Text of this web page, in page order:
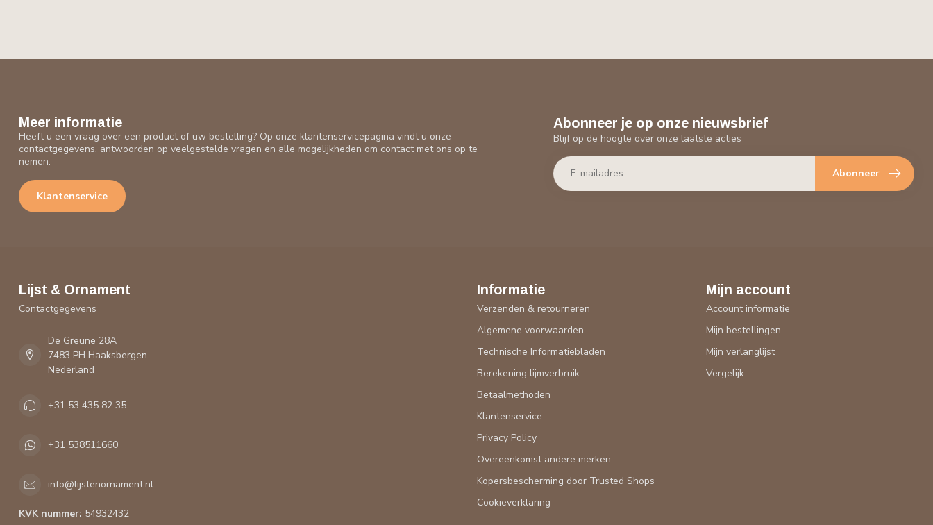
Meer informatie
Heeft u een vraag over een product of uw bestelling? Op onze klantenservicepagina vindt u onze
contactgegevens, antwoorden op veelgestelde vragen en alle mogelijkheden om contact met ons op te
nemen.
Klantenservice
Abonneer je op onze nieuwsbrief
Blijf op de hoogte over onze laatste acties
Abonneer
Lijst & Ornament
Contactgegevens
De Greune 28A
7483 PH Haaksbergen
Nederland
+31 53 435 82 35
+31 538511660
info@lijstenornament.nl
KVK nummer: 54932432
Informatie
Verzenden & retourneren
Algemene voorwaarden
Technische Informatiebladen
Berekening lijmverbruik
Betaalmethoden
Klantenservice
Privacy Policy
Overeenkomst andere merken
Kopersbescherming door Trusted Shops
Cookieverklaring
Mijn account
Account informatie
Mijn bestellingen
Mijn verlanglijst
Vergelijk